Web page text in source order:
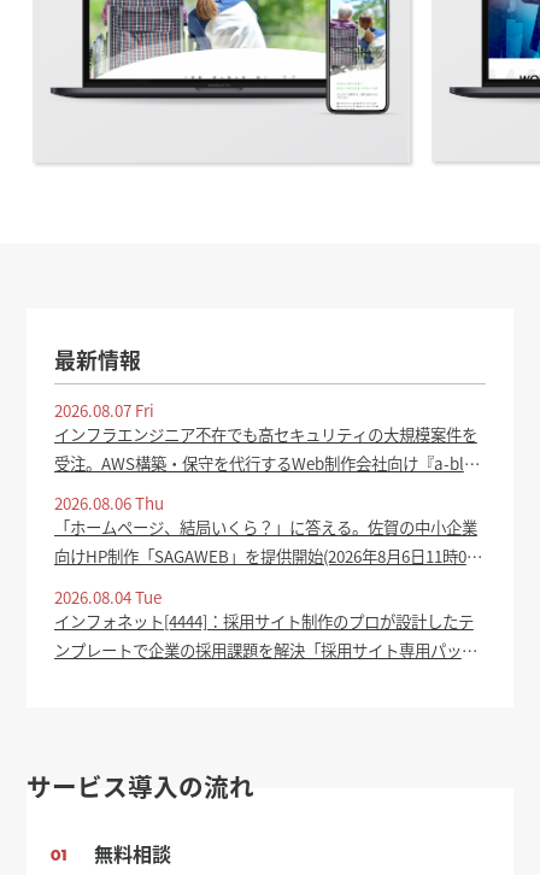
最新情報
2026.08.07 Fri
インフラエンジニア不在でも高セキュリティの大規模案件を
受注。AWS構築・保守を代行するWeb制作会社向け『a-blog
cms cloud』提供開始 - ASCII.jp
2026.08.06 Thu
「ホームページ、結局いくら？」に答える。佐賀の中小企業
向けHP制作「SAGAWEB」を提供開始(2026年8月6日11時0
2026.08.04 Tue
インフォネット[4444]：採用サイト制作のプロが設計したテ
ンプレートで企業の採用課題を解決「採用サイト専用パッケ
サービス導入の流れ
01 無料相談